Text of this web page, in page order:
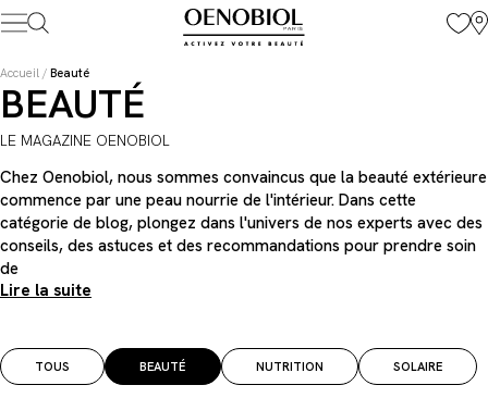
Skip
to
Accueil / Beauté
BEAUTÉ
LE MAGAZINE OENOBIOL
Chez Oenobiol, nous sommes convaincus que la beauté extérieure
commence par une peau nourrie de l'intérieur. Dans cette
catégorie de blog, plongez dans l'univers de nos experts avec des
conseils, des astuces et des recommandations pour prendre soin
de
Lire la suite
TOUS BEAUTÉ NUTRITION SOLAIRE